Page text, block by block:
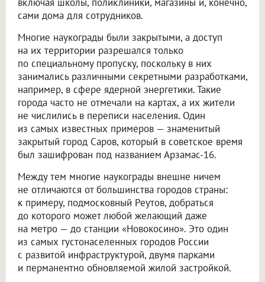
сами дома для сотрудников.
Многие наукограды были закрытыми, а доступ
на их территории разрешался только
по специальному пропуску, поскольку в них
занимались различными секретными разработками,
например, в сфере ядерной энергетики. Такие
города часто не отмечали на картах, а их жители
не числились в переписи населения. Один
из самых известных примеров — знаменитый
закрытый город Саров, который в советское время
был зашифрован под названием Арзамас-16.
Между тем многие наукограды внешне ничем
не отличаются от большинства городов страны:
к примеру, подмосковный Реутов, добраться
до которого может любой желающий даже
на метро — до станции «Новокосино». Это один
из самых густонаселенных городов России
с развитой инфраструктурой, двумя парками
и перманентно обновляемой жилой застройкой.